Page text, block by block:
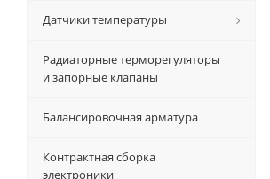
Датчики температуры
Радиаторные терморегуляторы
и запорные клапаны
Балансировочная арматура
Контрактная сборка
электроники